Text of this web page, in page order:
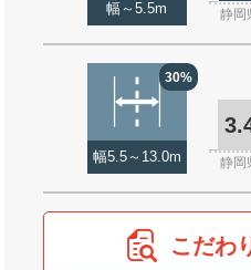
幅～5.5m 静岡
30%
幅5.5～13.0m 静岡
こだわ